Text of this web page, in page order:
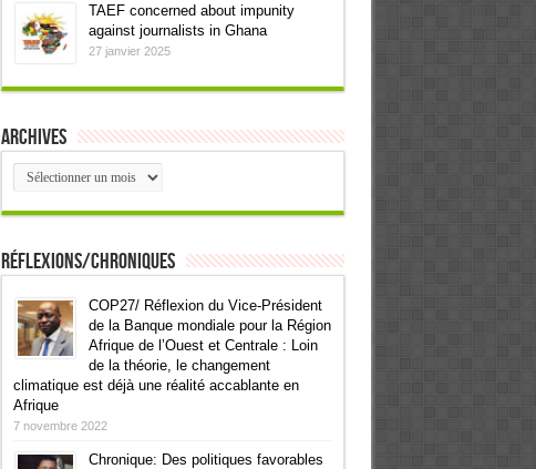
TAEF concerned about impunity
against journalists in Ghana
27 janvier 2025
Archives
Archives
Réflexions/Chroniques
COP27/ Réflexion du Vice-Président
de la Banque mondiale pour la Région
Afrique de l’Ouest et Centrale : Loin
de la théorie, le changement
climatique est déjà une réalité accablante en
Afrique
7 novembre 2022
Chronique: Des politiques favorables